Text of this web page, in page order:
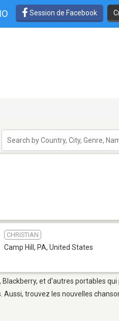
Session de Facebook
CHRISTIAN
Camp Hill, PA, United States
et d'autres portables
trouvez les nouvelles